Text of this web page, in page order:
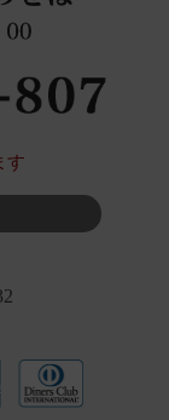
す